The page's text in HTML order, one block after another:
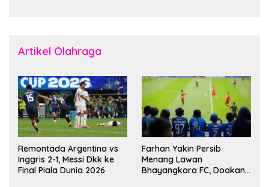
Artikel Olahraga
Remontada Argentina vs
Inggris 2-1, Messi Dkk ke
Final Piala Dunia 2026
Farhan Yakin Persib
Menang Lawan
Bhayangkara FC, Doakan